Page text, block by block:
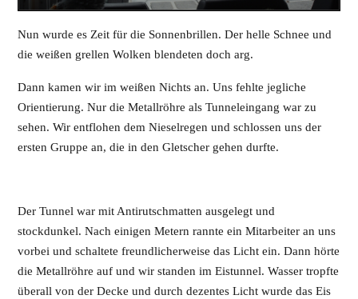
Nun wurde es Zeit für die Sonnenbrillen. Der helle Schnee und
die weißen grellen Wolken blendeten doch arg.
Dann kamen wir im weißen Nichts an. Uns fehlte jegliche
Orientierung. Nur die Metallröhre als Tunneleingang war zu
sehen. Wir entflohen dem Nieselregen und schlossen uns der
ersten Gruppe an, die in den Gletscher gehen durfte.
Der Tunnel war mit Antirutschmatten ausgelegt und
stockdunkel. Nach einigen Metern rannte ein Mitarbeiter an uns
vorbei und schaltete freundlicherweise das Licht ein. Dann hörte
die Metallröhre auf und wir standen im Eistunnel. Wasser tropfte
überall von der Decke und durch dezentes Licht wurde das Eis